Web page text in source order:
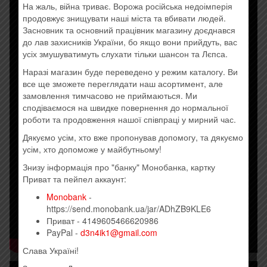
На жаль, війна триває. Ворожа російська недоімперія
продовжує знищувати наші міста та вбивати людей.
Засновник та основний працівник магазину доєднався
до лав захисників України, бо якщо вони прийдуть, вас
усіх змушуватимуть слухати тільки шансон та Лєпса.
Наразі магазин буде переведено у режим каталогу. Ви
все ще зможете переглядати наш асортимент, але
замовлення тимчасово не приймаються. Ми
сподіваємося на швидке повернення до нормальної
роботи та продовження нашої співпраці у мирний час.
Дякуємо усім, хто вже пропонував допомогу, та дякуємо
усім, хто допоможе у майбутньому!
Знизу інформація про "банку" Монобанка, картку
Приват та пейпел аккаунт:
Monobank -
https://send.monobank.ua/jar/ADhZB9KLE6
Приват - 4149605466620986
PayPal - d3n4ik1@gmail.com
Слава Україні!